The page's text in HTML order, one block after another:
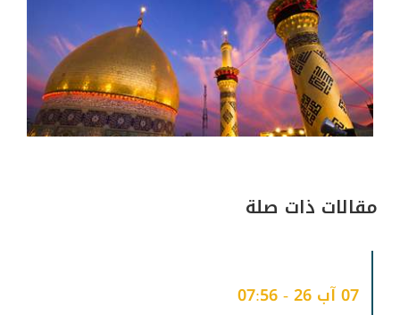
يضيع في المأساة، فوقفت أمام ابن زياد
وقرّعته، وأمام أهل الكوفة وأنّبتهم، وأمام
يزيد وهاجمته وقالت: "فكد كيدك، واسع
سعيك، وناصب جهدك، فإنك لن تميت ذكرنا".
المرجع السيد فضل الله(رض)
مقالات ذات صلة
07 آب 26 - 07:56